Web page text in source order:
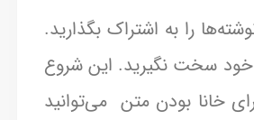
را به اشتراک بگذارید.
خود سخت نگیرید. این شروع
خانا بودن متن می‌توانید